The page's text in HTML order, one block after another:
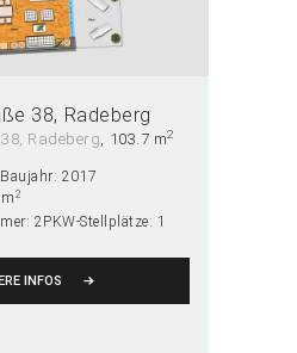
38 Radeberg
Radeberg 103.7 m2
Baujahr: 2017
2
2 PKW-Stellplätze: 1
INFOS